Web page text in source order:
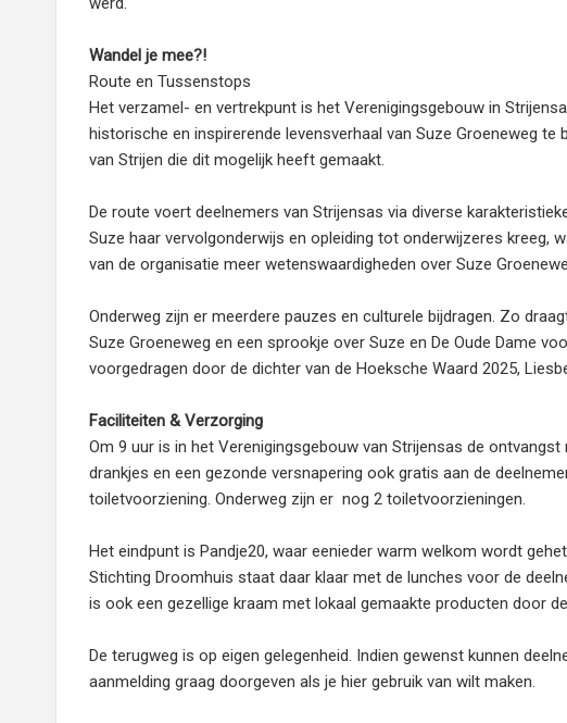
Wandel je mee?!
Route en Tussenstops
Het verzamel- en vertrekpunt is het Verenigingsgebouw in
historische en inspirerende levensverhaal van Suze Groeneweg te
van Strijen die dit mogelijk heeft gemaakt.
De route voert deelnemers van Strijensas via diverse
Suze haar vervolgonderwijs en opleiding tot onderwijzeres kreeg,
van de organisatie meer wetenswaardigheden over Suze
Onderweg zijn er meerdere pauzes en culturele bijdragen. Zo
Suze Groeneweg en een sprookje over Suze en De Oude Dame
voorgedragen door de dichter van de Hoeksche Waard 2025,
Faciliteiten & Verzorging
Om 9 uur is in het Verenigingsgebouw van Strijensas de
drankjes en een gezonde versnapering ook gratis aan de
toiletvoorziening. Onderweg zijn er nog 2 toiletvoorzieningen.
Het eindpunt is Pandje20, waar eenieder warm welkom wordt
Stichting Droomhuis staat daar klaar met de lunches voor de
is ook een gezellige kraam met lokaal gemaakte producten door
De terugweg is op eigen gelegenheid. Indien gewenst kunnen
aanmelding graag doorgeven als je hier gebruik van wilt maken.